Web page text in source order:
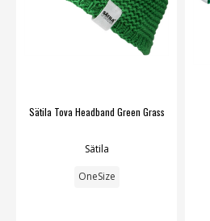
Sätila Tova Headband Green Grass
Sätila
OneSize